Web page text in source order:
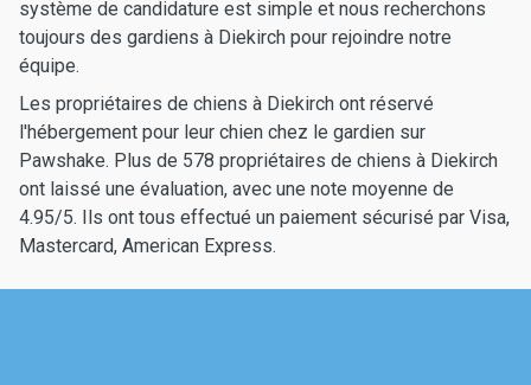
système de candidature est simple et nous recherchons
toujours des gardiens à Diekirch pour rejoindre notre
équipe.
Les propriétaires de chiens à Diekirch ont réservé
l'hébergement pour leur chien chez le gardien sur
Pawshake. Plus de 578 propriétaires de chiens à Diekirch
ont laissé une évaluation, avec une note moyenne de
4.95/5. Ils ont tous effectué un paiement sécurisé par Visa,
Mastercard, American Express.